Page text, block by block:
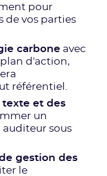
pour
de vos parties
carbone avec
d'action,
référentiel.
et des
un
sous
gestion des
le